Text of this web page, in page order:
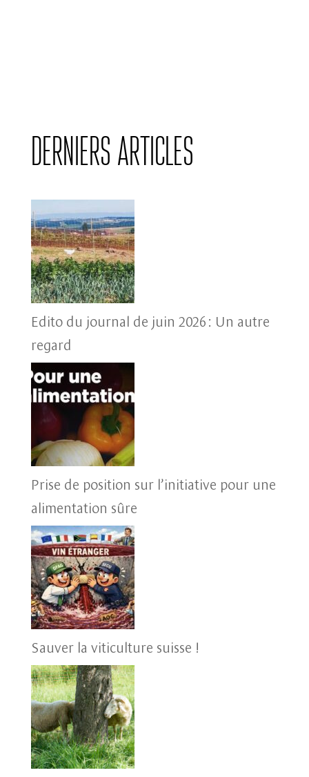
Derniers articles
Edito du journal de juin 2026 : Un autre
regard
Prise de position sur l’initiative pour une
alimentation sûre
Sauver la viticulture suisse !